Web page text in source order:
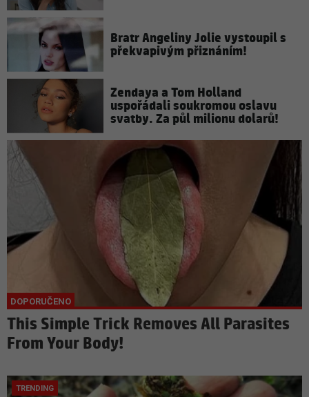
Bratr Angeliny Jolie vystoupil s
překvapivým přiznáním!
Zendaya a Tom Holland
uspořádali soukromou oslavu
svatby. Za půl milionu dolarů!
This Simple Trick Removes All Parasites
From Your Body!